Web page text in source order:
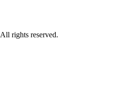
All rights reserved.